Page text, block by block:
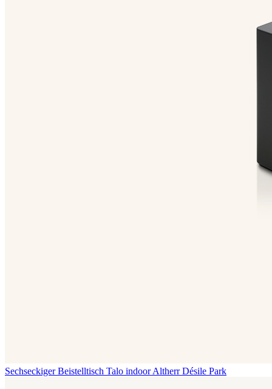
Sechseckiger Beistelltisch Talo indoor Altherr Désile Park